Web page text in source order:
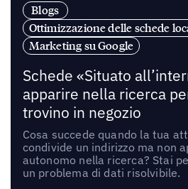
Blogs
Ottimizzazione delle schede
Marketing su Google
Schede «Situato
apparire nella ricerca
trovino in negozio
Cosa succede quando la tua
condivide un indirizzo ma non
autonomo nella ricerca? Stai
un problema di dati risolvibile.